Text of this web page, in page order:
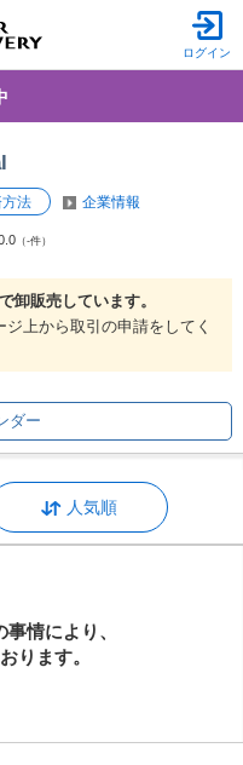
ログイン
法 企業情報
（-件）
卸販売しています。
上から取引の申請をしてく
ダー
人気順
情により、
ります。